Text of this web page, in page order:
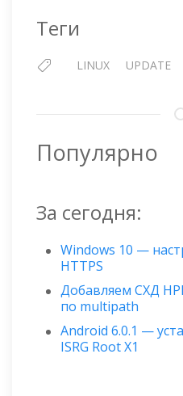
Теги
LINUX UPDATE
Популярно
За сегодня:
Windows 10 —
HTTPS
Добавляем СХД
по multipath
Android 6.0.1 —
ISRG Root X1